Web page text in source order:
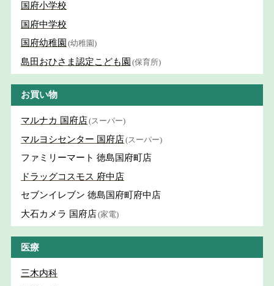
国府小学校
国府中学校
国府幼稚園 (幼稚園)
島田おひさま認定こども園 (保育所)
お買い物
マルナカ 国府店(スーパー)
マルヨシセンター 国府店(スーパー)
ファミリーマート 徳島国府町店
ドラッグコスモス 府中店
セブンイレブン 徳島国府町府中店
大石カメラ 国府店(家電)
医療
三木内科